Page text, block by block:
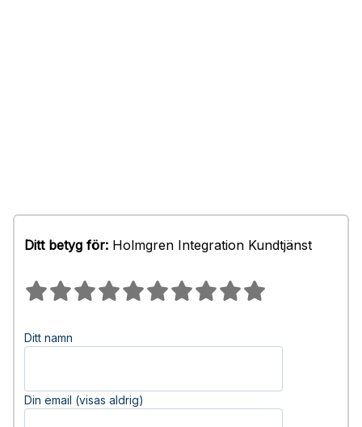
Ditt betyg för: Holmgren Integration Kundtjänst
Ditt namn
Din email (visas aldrig)